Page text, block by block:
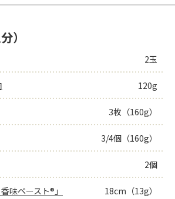
）
2玉
120g
3枚（160g）
3/4個（160g）
2個
味ペースト®」 18cm（13g）